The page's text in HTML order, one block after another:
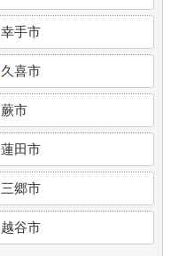
幸手市
久喜市
蕨市
蓮田市
三郷市
越谷市